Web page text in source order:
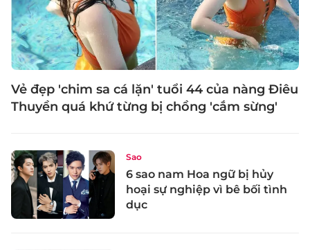
Vẻ đẹp 'chim sa cá lặn' tuổi 44 của nàng Điêu
Thuyền quá khứ từng bị chồng 'cắm sừng'
Sao
6 sao nam Hoa ngữ bị hủy
hoại sự nghiệp vì bê bối tình
dục